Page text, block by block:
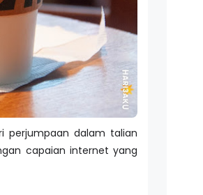
perjumpaan dalam talian
capaian internet yang